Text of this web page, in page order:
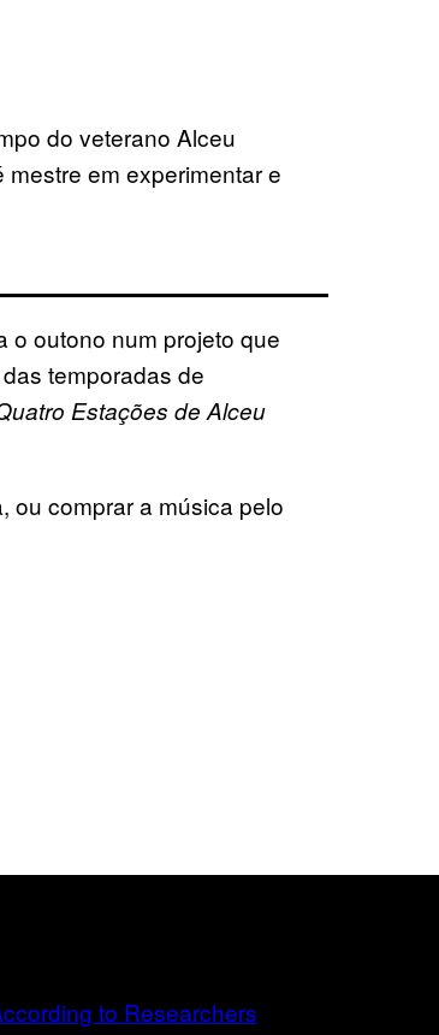
do veterano Alceu
em experimentar e
o outono num projeto que
temporadas de
Estações de Alceu
ou comprar a música pelo